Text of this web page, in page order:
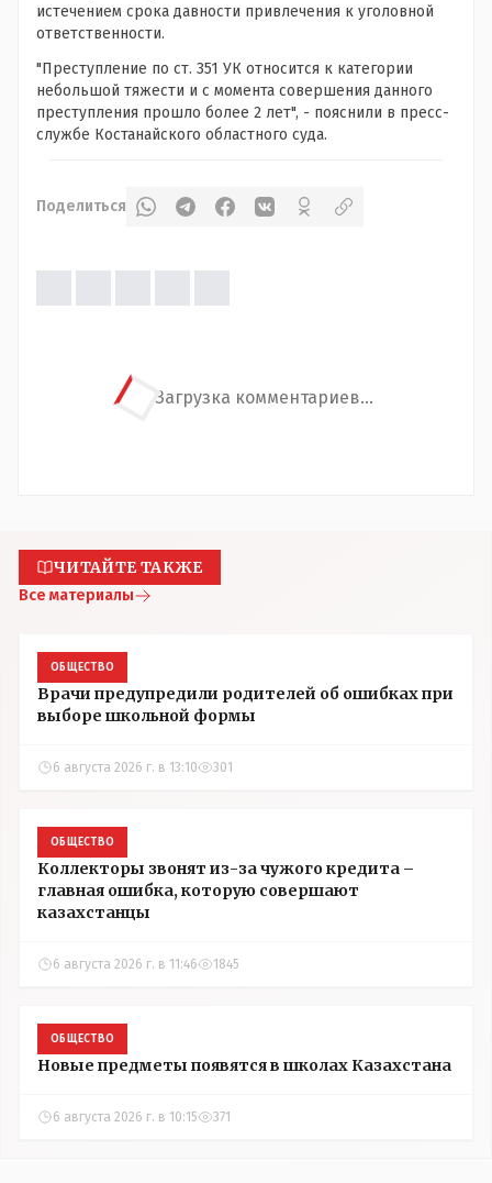
истечением срока давности привлечения к уголовной
ответственности.
"Преступление по ст. 351 УК относится к категории
небольшой тяжести и с момента совершения данного
преступления прошло более 2 лет", - пояснили в пресс-
службе Костанайского областного суда.
Поделиться
Загрузка комментариев...
ЧИТАЙТЕ ТАКЖЕ
Все материалы
ОБЩЕСТВО
Врачи предупредили родителей об ошибках при
выборе школьной формы
6 августа 2026 г. в 13:10 301
ОБЩЕСТВО
Коллекторы звонят из-за чужого кредита –
главная ошибка, которую совершают
казахстанцы
6 августа 2026 г. в 11:46 1845
ОБЩЕСТВО
Новые предметы появятся в школах Казахстана
6 августа 2026 г. в 10:15 371